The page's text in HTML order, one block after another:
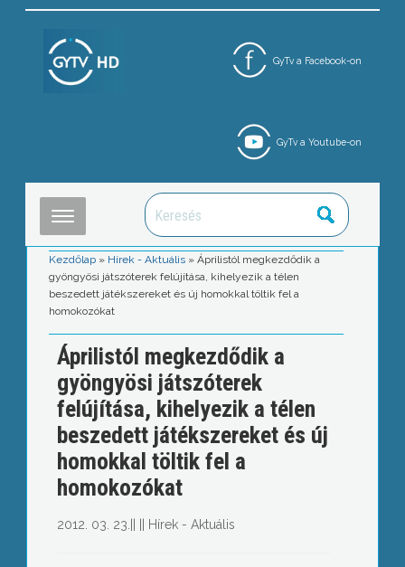
GyTv a Facebook-on
GyTv a Youtube-on
Kezdőlap » Hírek - Aktuális »Áprilistól megkezdődik a
gyöngyösi játszóterek felújítása, kihelyezik a télen
beszedett játékszereket és új homokkal töltik fel a
homokozókat
Áprilistól megkezdődik a
gyöngyösi játszóterek
felújítása, kihelyezik a télen
beszedett játékszereket és új
homokkal töltik fel a
homokozókat
2012. 03. 23. Hírek - Aktuális